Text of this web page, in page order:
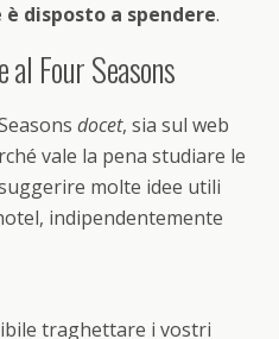
è disposto a spendere.
Four Seasons
docet, sia sul web
vale la pena studiare le
molte idee utili
indipendentemente
traghettare i vostri